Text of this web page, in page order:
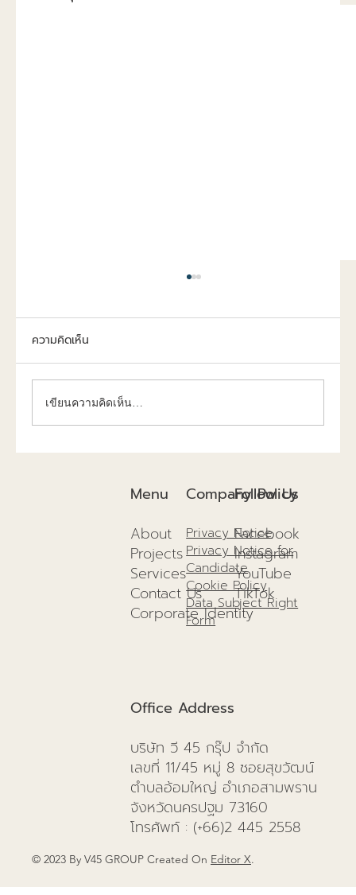
แวดล้อม และอนาคตที่ดีกว่าเดิม!
ความคิดเห็น
เขียนความคิดเห็น…
Menu
About
Projects
Services
Contact Us
Corporate Identity
Office Address
บริษัท วี 45 กรุ๊ป จำกัด
เลขที่ 11/45 หมู่ 8 ซอยสุขวัฒน์
ตำบลอ้อมใหญ่ อำเภอสามพราน
จังหวัดนครปฐม 73160
โทรศัพท์ : (+66)2 445 2558
Follow Us
Facebook
Instagram
YouTube
TikTok
© 2023 By V45 GROUP Created On Editor X.
Company Policy
Privacy Notice
Privacy Notice for
Candidate
Cookie Policy
Data Subject Right
Form